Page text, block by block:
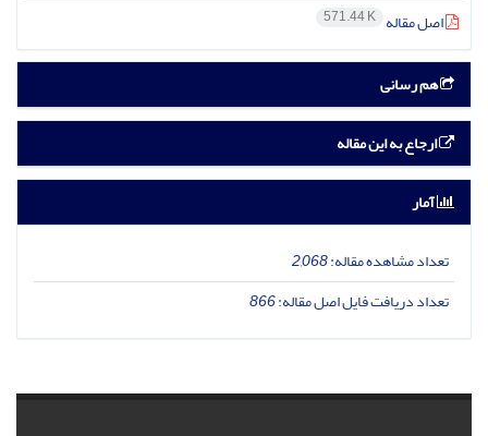
اصل مقاله 571.44 K
هم رسانی
ارجاع به این مقاله
آمار
تعداد مشاهده مقاله:2,068
تعداد دریافت فایل اصل مقاله:866